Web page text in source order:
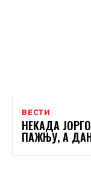
ВЕСТИ
НЕКАДА
ПАЖЊУ, А